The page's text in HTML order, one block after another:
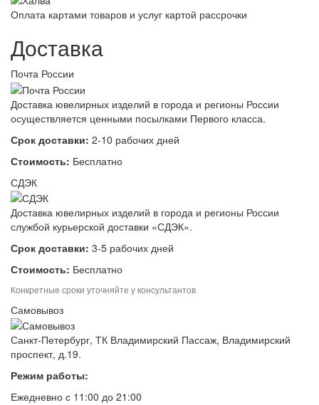
Оплата картами товаров и услуг картой рассрочки
Доставка
Почта России
Доставка ювелирных изделий в города и регионы России
осуществляется ценными посылками Первого класса.
Срок доставки: 2-10 рабочих дней
Стоимость: Бесплатно
СДЭК
Доставка ювелирных изделий в города и регионы России
службой курьерской доставки «СДЭК».
Срок доставки: 3-5 рабочих дней
Стоимость: Бесплатно
Конкретные сроки уточняйте у консультантов
Самовывоз
Санкт-Петербург, ТК Владимирский Пассаж, Владимирский
проспект, д.19.
Режим работы:
Ежедневно с 11:00 до 21:00